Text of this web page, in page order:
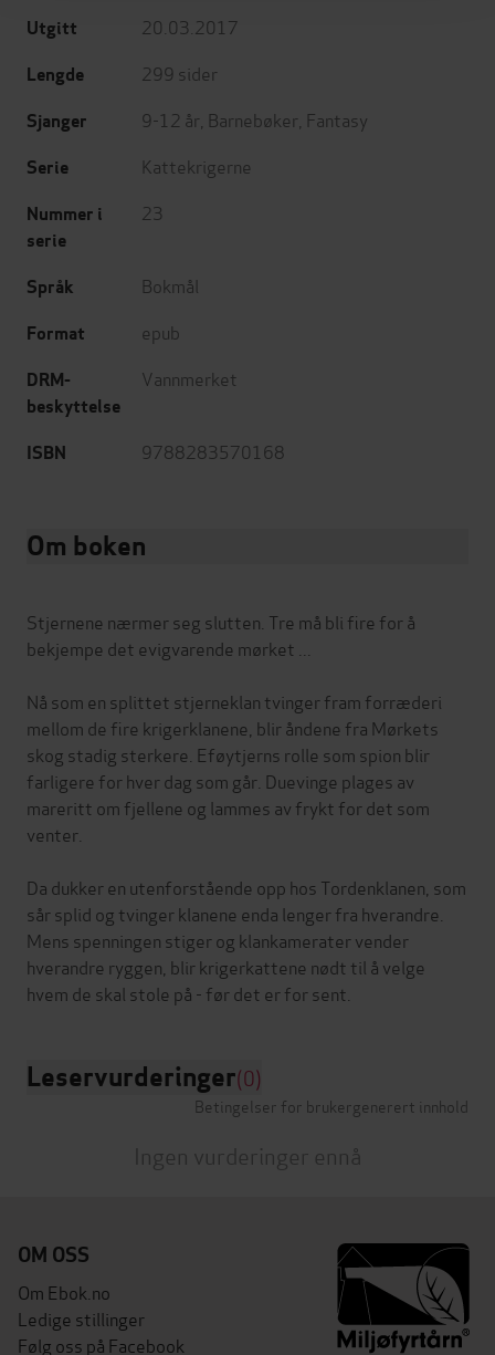
Utgitt 20.03.2017
Lengde 299 sider
Sjanger 9-12 år Barnebøker Fantasy
Serie Kattekrigerne
Nummer i
serie
23
Språk Bokmål
Format epub
DRM-
beskyttelse
Vannmerket
ISBN 9788283570168
Om boken
Stjernene nærmer seg slutten. Tre må bli fire for å
bekjempe det evigvarende mørket ...
Nå som en splittet stjerneklan tvinger fram forræderi
mellom de fire krigerklanene, blir åndene fra Mørkets
skog stadig sterkere. Eføytjerns rolle som spion blir
farligere for hver dag som går. Duevinge plages av
mareritt om fjellene og lammes av frykt for det som
venter.
Da dukker en utenforstående opp hos Tordenklanen, som
sår splid og tvinger klanene enda lenger fra hverandre.
Mens spenningen stiger og klankamerater vender
hverandre ryggen, blir krigerkattene nødt til å velge
Leservurderinger(0)
Betingelser for brukergenerert innhold
Ingen vurderinger ennå
OM OSS
Om Ebok.no
Ledige stillinger
Følg oss på Facebook